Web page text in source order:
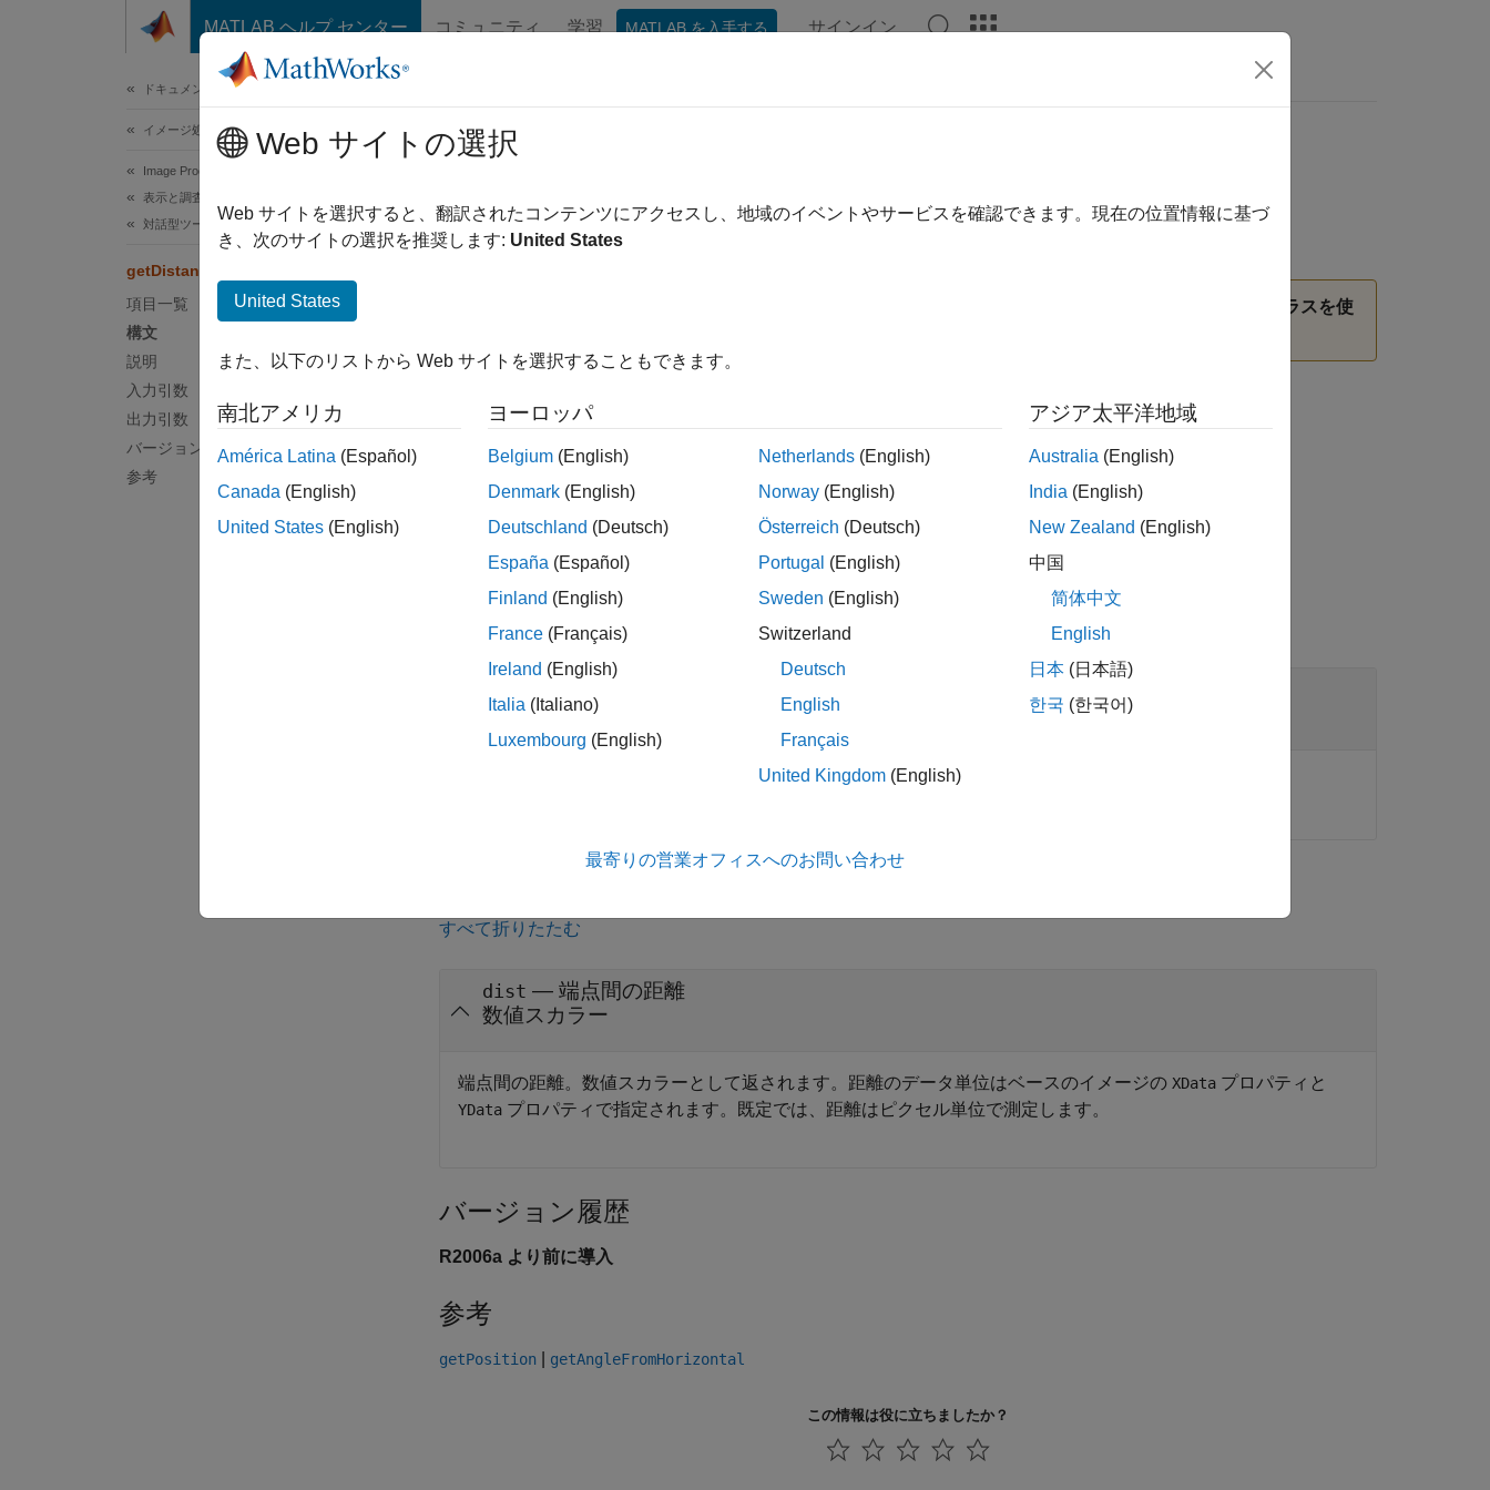
コンテンツへスキップ
MATLAB ヘルプ センター コミュニティ 学習 MATLAB を入手する サインイン
ドキュメンテーションのホーム
イメージ処理とコンピューター ビジョン
Image Processing Toolbox
表示と調査
対話型ツールの構築
getDistance
項目一覧
構文
説明
入力引数
出力引数
バージョン履歴
参考
getDistance
距離ツールの端点間の距離を返す
で説明されている、いずれかの ROI クラスを使
構文
dist = getDistance(h)
説明
= getDistance(h)は距離ツール の端点間の距離を返します。
入力引数
すべて折りたたむ
imdistline
オブジェクトとして指定します。
すべて折りたたむ
dist — 端点間の距離
数値スカラー
端点間の距離。数値スカラーとして返されます。距離のデータ単位はベースのイメージの XData プロパティと
YData プロパティで指定されます。既定では、距離はピクセル単位で測定します。
バージョン履歴
R2006a より前に導入
参考
getPosition getAngleFromHorizontal
この情報は役に立ちましたか？
Web サイトの選択
Web サイトを選択すると、翻訳されたコンテンツにアクセスし、地域のイベントやサービスを確認できます。現在の位置情報に基づ
き、次のサイトの選択を推奨します: United States
United States
また、以下のリストから Web サイトを選択することもできます。
南北アメリカ
América Latina (Español)
Canada (English)
United States (English)
ヨーロッパ
Belgium (English)
Denmark (English)
Deutschland (Deutsch)
España (Español)
Finland (English)
France (Français)
Ireland (English)
Italia (Italiano)
Luxembourg (English)
Netherlands (English)
Norway (English)
Österreich (Deutsch)
Portugal (English)
Sweden (English)
Switzerland
Deutsch
English
Français
United Kingdom (English)
アジア太平洋地域
Australia (English)
India (English)
New Zealand (English)
中国
简体中文
English
日本 (日本語)
한국 (한국어)
最寄りの営業オフィスへのお問い合わせ